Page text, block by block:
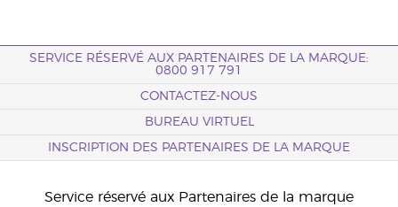
SERVICE RÉSERVÉ AUX PARTENAIRES DE LA MARQUE:
0800 917 791
CONTACTEZ-NOUS
BUREAU VIRTUEL
INSCRIPTION DES PARTENAIRES DE LA MARQUE
Service réservé aux Partenaires de la marque